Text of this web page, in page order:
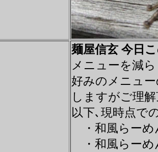
麺屋信玄 今日
メニューを減
好みのメニュ
しますがご理
以下､現時点で
・和風らーめ
・和風らーめ